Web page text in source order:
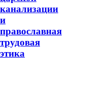
канализации
и
православная
трудовая
этика